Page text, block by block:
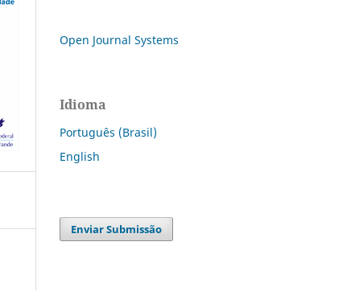
Open Journal Systems
Idioma
Português (Brasil)
English
Enviar Submissão